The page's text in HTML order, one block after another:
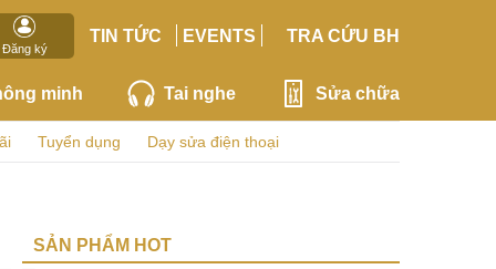
Đăng ký
TIN TỨC EVENTS TRA CỨU BH
minh Tai nghe Sửa chữa
Tuyển dụng Dạy sửa điện thoại
SẢN PHẨM HOT